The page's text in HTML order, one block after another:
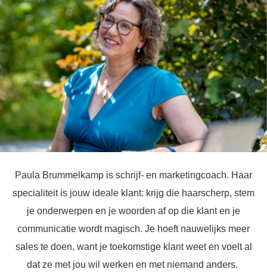
Paula Brummelkamp is schrijf- en marketingcoach. Haar
specialiteit is jouw ideale klant: krijg die haarscherp, stem
je onderwerpen en je woorden af op die klant en je
communicatie wordt magisch. Je hoeft nauwelijks meer
sales te doen, want je toekomstige klant weet en voelt al
dat ze met jou wil werken en met niemand anders.